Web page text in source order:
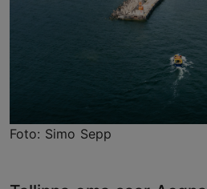
Foto: Simo Sepp